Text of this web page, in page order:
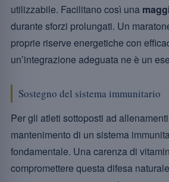
utilizzabile. Facilitano così una
durante sforzi prolungati. Un
proprie riserve energetiche con
un’integrazione adeguata ne è un
Sostegno del sistema immunitario
Per gli atleti sottoposti ad
mantenimento di un sistema
fondamentale. Una carenza di
compromettere questa difesa